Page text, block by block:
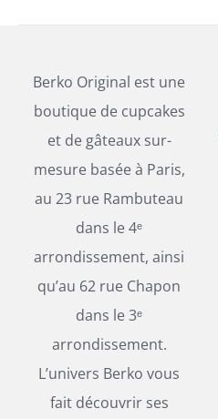
Berko Original est une
boutique de cupcakes
et de gâteaux sur-
mesure basée à Paris,
au 23 rue Rambuteau
dans le 4ᵉ
arrondissement, ainsi
qu’au 62 rue Chapon
dans le 3ᵉ
arrondissement.
L’univers Berko vous
fait découvrir ses